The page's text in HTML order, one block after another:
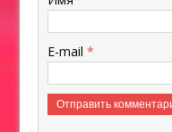
E-mail*